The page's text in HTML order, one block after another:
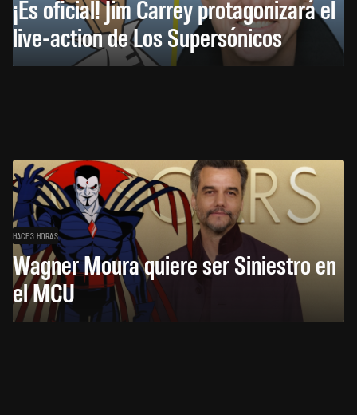
¡Es oficial! Jim Carrey protagonizará el
live-action de Los Supersónicos
HACE 3 HORAS
Wagner Moura quiere ser Siniestro en
el MCU